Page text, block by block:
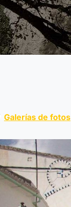
Galerías de fotos